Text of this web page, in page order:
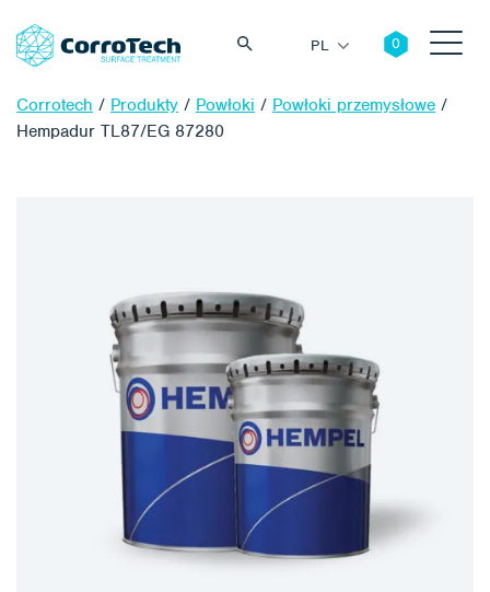
PL
Corrotech / Produkty / Powłoki / Powłoki przemysłowe /
Hempadur TL87/EG 87280